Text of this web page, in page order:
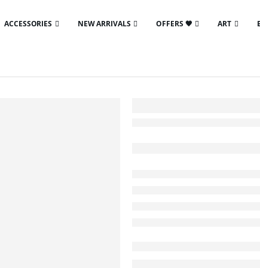
ACCESSORIES NEW ARRIVALS OFFERS 🖤 ART